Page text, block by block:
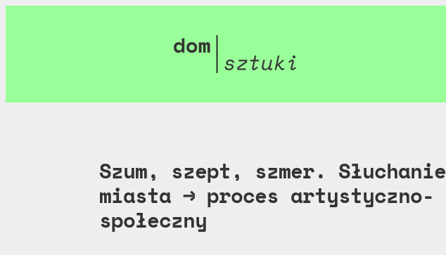
Szum, szept, szmer. Słuchanie
miasta → proces artystyczno-
społeczny